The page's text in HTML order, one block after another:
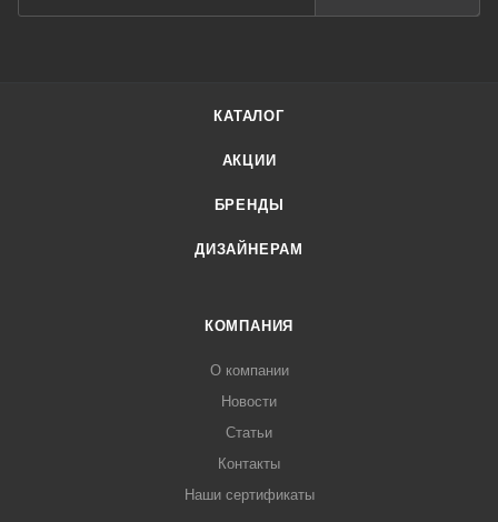
КАТАЛОГ
АКЦИИ
БРЕНДЫ
ДИЗАЙНЕРАМ
КОМПАНИЯ
О компании
Новости
Статьи
Контакты
Наши сертификаты